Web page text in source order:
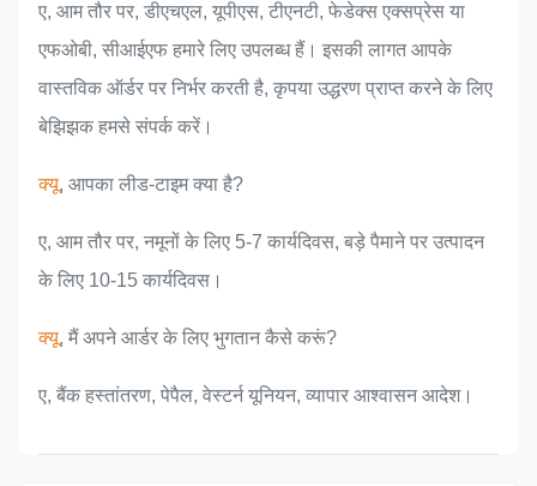
ए, आम तौर पर, डीएचएल, यूपीएस, टीएनटी, फेडेक्स एक्सप्रेस या
एफओबी, सीआईएफ हमारे लिए उपलब्ध हैं। इसकी लागत आपके
वास्तविक ऑर्डर पर निर्भर करती है, कृपया उद्धरण प्राप्त करने के लिए
बेझिझक हमसे संपर्क करें।
क्यू, आपका लीड-टाइम क्या है?
ए, आम तौर पर, नमूनों के लिए 5-7 कार्यदिवस, बड़े पैमाने पर उत्पादन
के लिए 10-15 कार्यदिवस।
क्यू, मैं अपने आर्डर के लिए भुगतान कैसे करूं?
ए, बैंक हस्तांतरण, पेपैल, वेस्टर्न यूनियन, व्यापार आश्वासन आदेश।